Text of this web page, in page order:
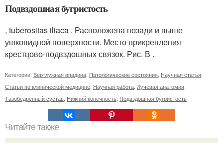
Подвздошная бугристость
, tuberositas iliaca . Расположена позади и выше
ушковидной поверхности. Место прикрепления
крестцово-подвздошных связок. Рис. В .
Категории: Вертлужная впадина Патологические состояния Научная статья
Статьи по клинической медицине Научная работа Лучевая анатомия
Тазобедренный сустав Нижний конечность Подвздошная бугристость
Читайте также